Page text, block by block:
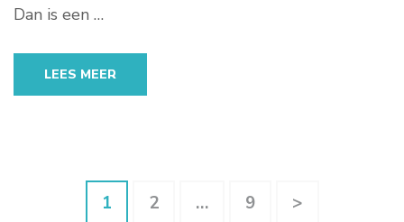
Dan is een …
LEES MEER
BerichtenPagina
1 Pagina
2 … Pagina
9 >